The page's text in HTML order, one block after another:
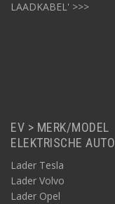
LAADKABEL' >>>
EV > MERK/MODEL
ELEKTRISCHE AUTO
Lader Tesla
Lader Volvo
Lader Opel